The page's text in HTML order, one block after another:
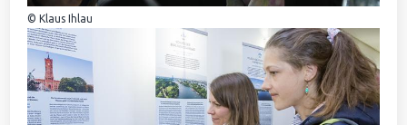
© Klaus Ihlau